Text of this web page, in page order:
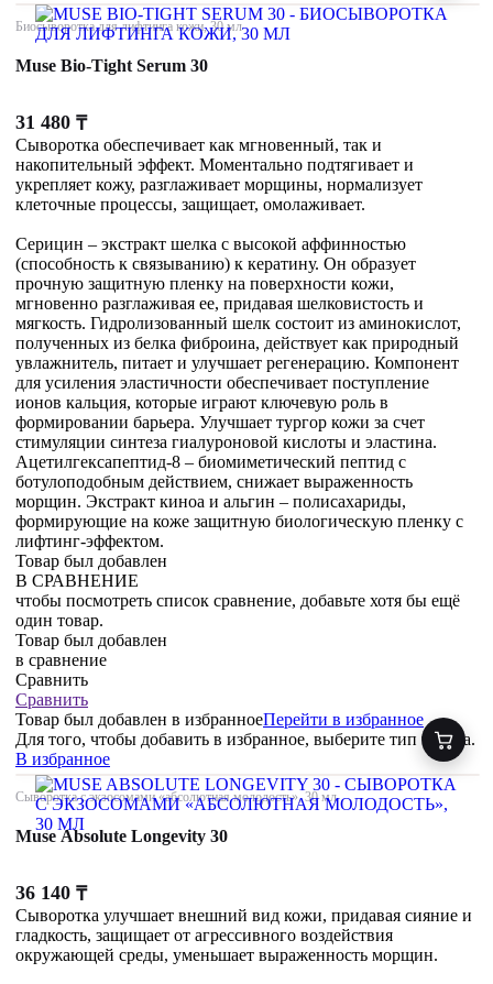
Биосыворотка для лифтинга кожи, 30 мл
Muse Bio-Tight Serum 30
31 480 ₸
Сыворотка обеспечивает как мгновенный, так и
накопительный эффект. Моментально подтягивает и
укрепляет кожу, разглаживает морщины, нормализует
клеточные процессы, защищает, омолаживает.
Серицин – экстракт шелка с высокой аффинностью
(способность к связыванию) к кератину. Он образует
прочную защитную пленку на поверхности кожи,
мгновенно разглаживая ее, придавая шелковистость и
мягкость. Гидролизованный шелк состоит из аминокислот,
полученных из белка фиброина, действует как природный
увлажнитель, питает и улучшает регенерацию. Компонент
для усиления эластичности обеспечивает поступление
ионов кальция, которые играют ключевую роль в
формировании барьера. Улучшает тургор кожи за счет
стимуляции синтеза гиалуроновой кислоты и эластина.
Ацетилгексапептид-8 – биомиметический пептид с
ботулоподобным действием, снижает выраженность
морщин. Экстракт киноа и альгин – полисахариды,
формирующие на коже защитную биологическую пленку с
лифтинг-эффектом.
Товар был добавлен
В СРАВНЕНИЕ
чтобы посмотреть список сравнение, добавьте хотя бы ещё
один товар.
Товар был добавлен
в сравнение
Сравнить
Сравнить
Товар был добавлен в избранноеПерейти в избранное
Для того, чтобы добавить в избранное, выберите тип товара.
В избранное
Сыворотка с экзосомами «абсолютная молодость», 30 мл
Muse Absolute Longevity 30
36 140 ₸
Сыворотка улучшает внешний вид кожи, придавая сияние и
гладкость, защищает от агрессивного воздействия
окружающей среды, уменьшает выраженность морщин.